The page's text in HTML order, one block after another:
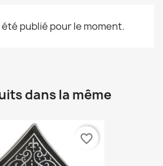
été publié pour le moment.
dans la même
favorite_border